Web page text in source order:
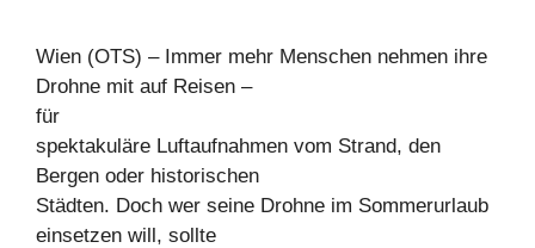
Wien (OTS) – Immer mehr Menschen nehmen ihre
Drohne mit auf Reisen –
für
spektakuläre Luftaufnahmen vom Strand, den
Bergen oder historischen
Städten. Doch wer seine Drohne im Sommerurlaub
einsetzen will, sollte